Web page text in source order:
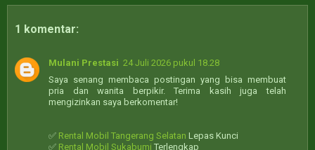
1 komentar:
Mulani Prestasi 24 Juli 2026 pukul 18.28
Saya senang membaca postingan yang bisa membuat
pria dan wanita berpikir. Terima kasih juga telah
mengizinkan saya berkomentar!
✅ Rental Mobil Tangerang Selatan Lepas Kunci
✅ Rental Mobil Sukabumi Terlengkap